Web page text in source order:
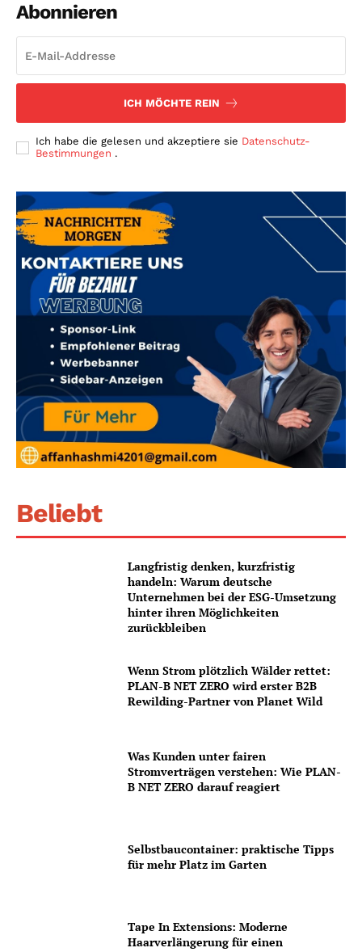
Abonnieren
ICH MÖCHTE REIN
Ich habe die gelesen und akzeptiere sie Datenschutz-
Bestimmungen .
Beliebt
Langfristig denken, kurzfristig
handeln: Warum deutsche
Unternehmen bei der ESG-Umsetzung
hinter ihren Möglichkeiten
zurückbleiben
Wenn Strom plötzlich Wälder rettet:
PLAN-B NET ZERO wird erster B2B
Rewilding-Partner von Planet Wild
Was Kunden unter fairen
Stromverträgen verstehen: Wie PLAN-
B NET ZERO darauf reagiert
Selbstbaucontainer: praktische Tipps
für mehr Platz im Garten
Tape In Extensions: Moderne
Haarverlängerung für einen